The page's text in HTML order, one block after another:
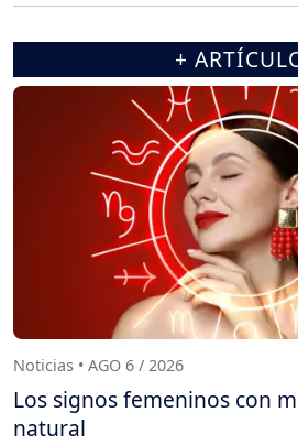
+
Noticias • AGO 6 / 2026
Los signos femeninos con
natural